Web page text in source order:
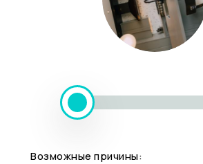
Возможные причины: